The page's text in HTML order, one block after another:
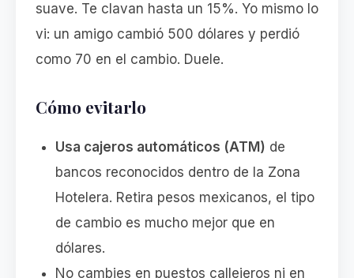
suave. Te clavan hasta un 15%. Yo mismo lo
vi: un amigo cambió 500 dólares y perdió
como 70 en el cambio. Duele.
Cómo evitarlo
Usa cajeros automáticos (ATM) de
bancos reconocidos dentro de la Zona
Hotelera. Retira pesos mexicanos, el tipo
de cambio es mucho mejor que en
dólares.
No cambies en puestos callejeros ni en